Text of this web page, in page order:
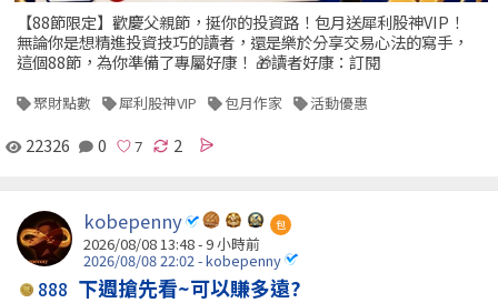
【88節限定】歡慶父親節，挺你的投資路！包月送犀利股神VIP！
無論你是想精進投資技巧的讀者，還是樂於分享交易心法的寫手，
這個88節，為你準備了專屬好康！ 🎁讀者好康：訂閱
聚財點數 犀利股神VIP 包月作家 活動優惠
22326 0 2
kobepenny 包
2026/08/08 13:48 -9 小時前
2026/08/08 22:02 - kobepenny
888 下週搶先看~可以賺多遠?